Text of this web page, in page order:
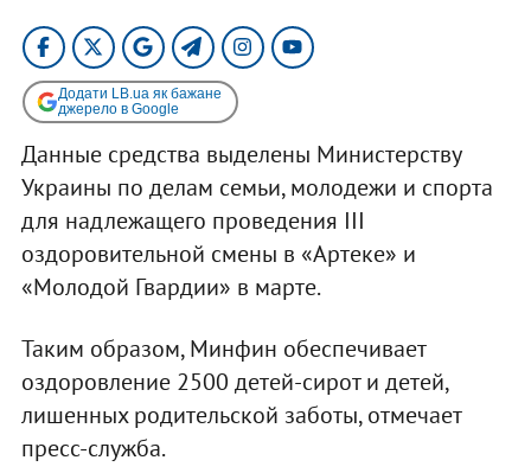
Додати LB.ua як бажане
джерело в Google
Данные средства выделены Министерству
Украины по делам семьи, молодежи и спорта
для надлежащего проведения ІІІ
оздоровительной смены в «Артеке» и
«Молодой Гвардии» в марте.
Таким образом, Минфин обеспечивает
оздоровление 2500 детей-сирот и детей,
лишенных родительской заботы, отмечает
пресс-служба.